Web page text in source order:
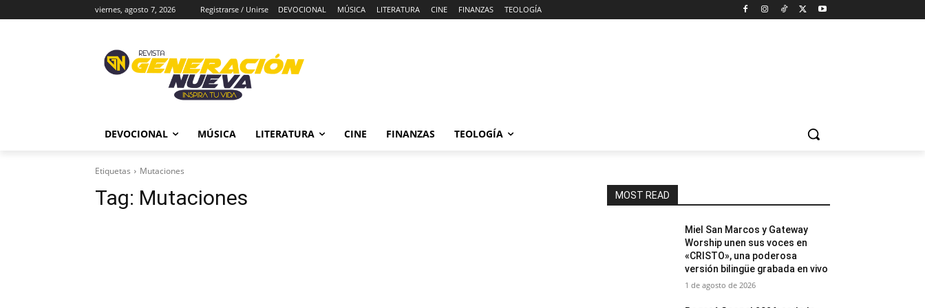
viernes, agosto 7, 2026 Registrarse / Unirse DEVOCIONAL MÚSICA LITERATURA CINE FINANZAS TEOLOGÍA
DEVOCIONAL MÚSICA LITERATURA CINE FINANZAS TEOLOGÍA
Etiquetas Mutaciones
Tag: Mutaciones MOST READ
Miel San Marcos y Gateway
Worship unen sus voces en
«CRISTO», una poderosa
versión bilingüe grabada en vivo
1 de agosto de 2026